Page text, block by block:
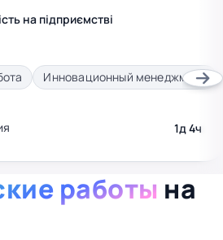
на підприємстві
Инновационный менеджмент
1д 4ч
работы на